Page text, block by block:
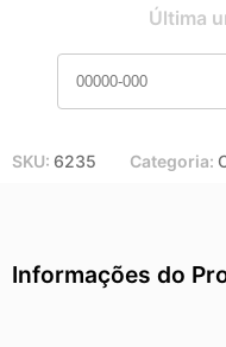
10x de R$ 75,24
11x de R$ 69,12
Última
SKU: 6235 Categoria:
Informações do